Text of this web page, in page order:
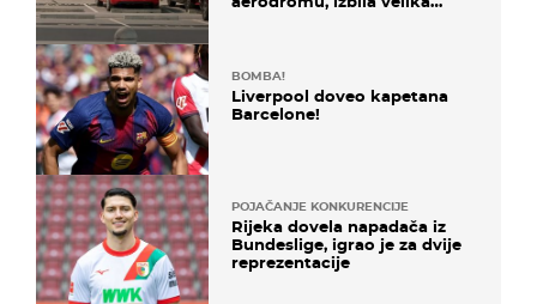
BOMBA!
Liverpool doveo kapetana
Barcelone!
POJAČANJE KONKURENCIJE
Rijeka dovela napadača iz
Bundeslige, igrao je za dvije
reprezentacije